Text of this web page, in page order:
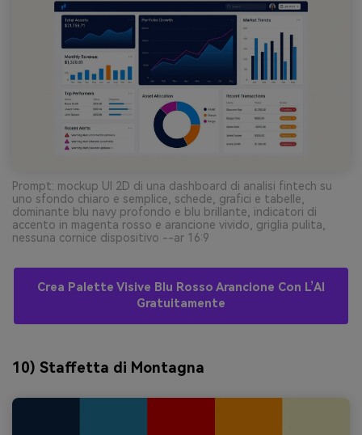
Prompt: mockup UI 2D di una dashboard di analisi fintech su
uno sfondo chiaro e semplice, schede, grafici e tabelle,
dominante blu navy profondo e blu brillante, indicatori di
accento in magenta rosso e arancione vivido, griglia pulita,
nessuna cornice dispositivo --ar 16:9
Crea Palette Visive Blu Rosso Arancione Con L’AI
Gratuitamente
10) Staffetta di Montagna